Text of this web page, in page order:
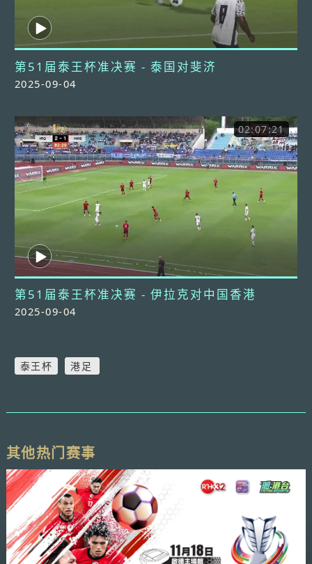
第51届泰王杯准决赛 - 泰国对斐济
2025-09-04
02:07:21
第51届泰王杯准决赛 - 伊拉克对中国香港
2025-09-04
泰王杯 港足
其他热门赛事